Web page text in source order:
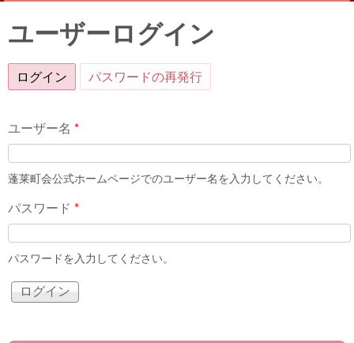
ユーザーログイン
ログイン (アクティブなタブ)
パスワードの再発行
ユーザー名 *
蓬莱町会公式ホームページでのユーザー名を入力してください。
パスワード *
パスワードを入力してください。